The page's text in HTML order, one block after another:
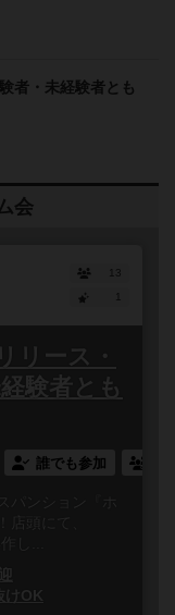
者・未経験者とも
会
13
1
リース・
験者とも
誰でも参加
パンション『ホ
店頭にて、
し...
けOK